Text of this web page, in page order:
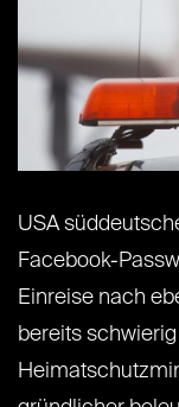
USA
Facebook-
Einreise nach
bereits